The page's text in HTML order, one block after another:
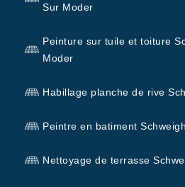
Sur Moder
Peinture sur tuile et toiture
Moder
Habillage planche de rive
Peintre en batiment
Nettoyage de terrasse